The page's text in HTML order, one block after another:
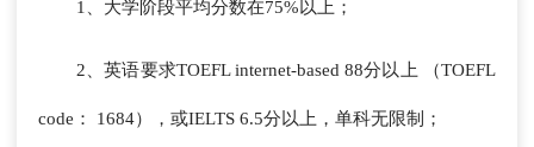
1、大学阶段平均分数在75%以上；
2、英语要求TOEFL internet-based 88分以上 （TOEFL
code： 1684），或IELTS 6.5分以上，单科无限制；